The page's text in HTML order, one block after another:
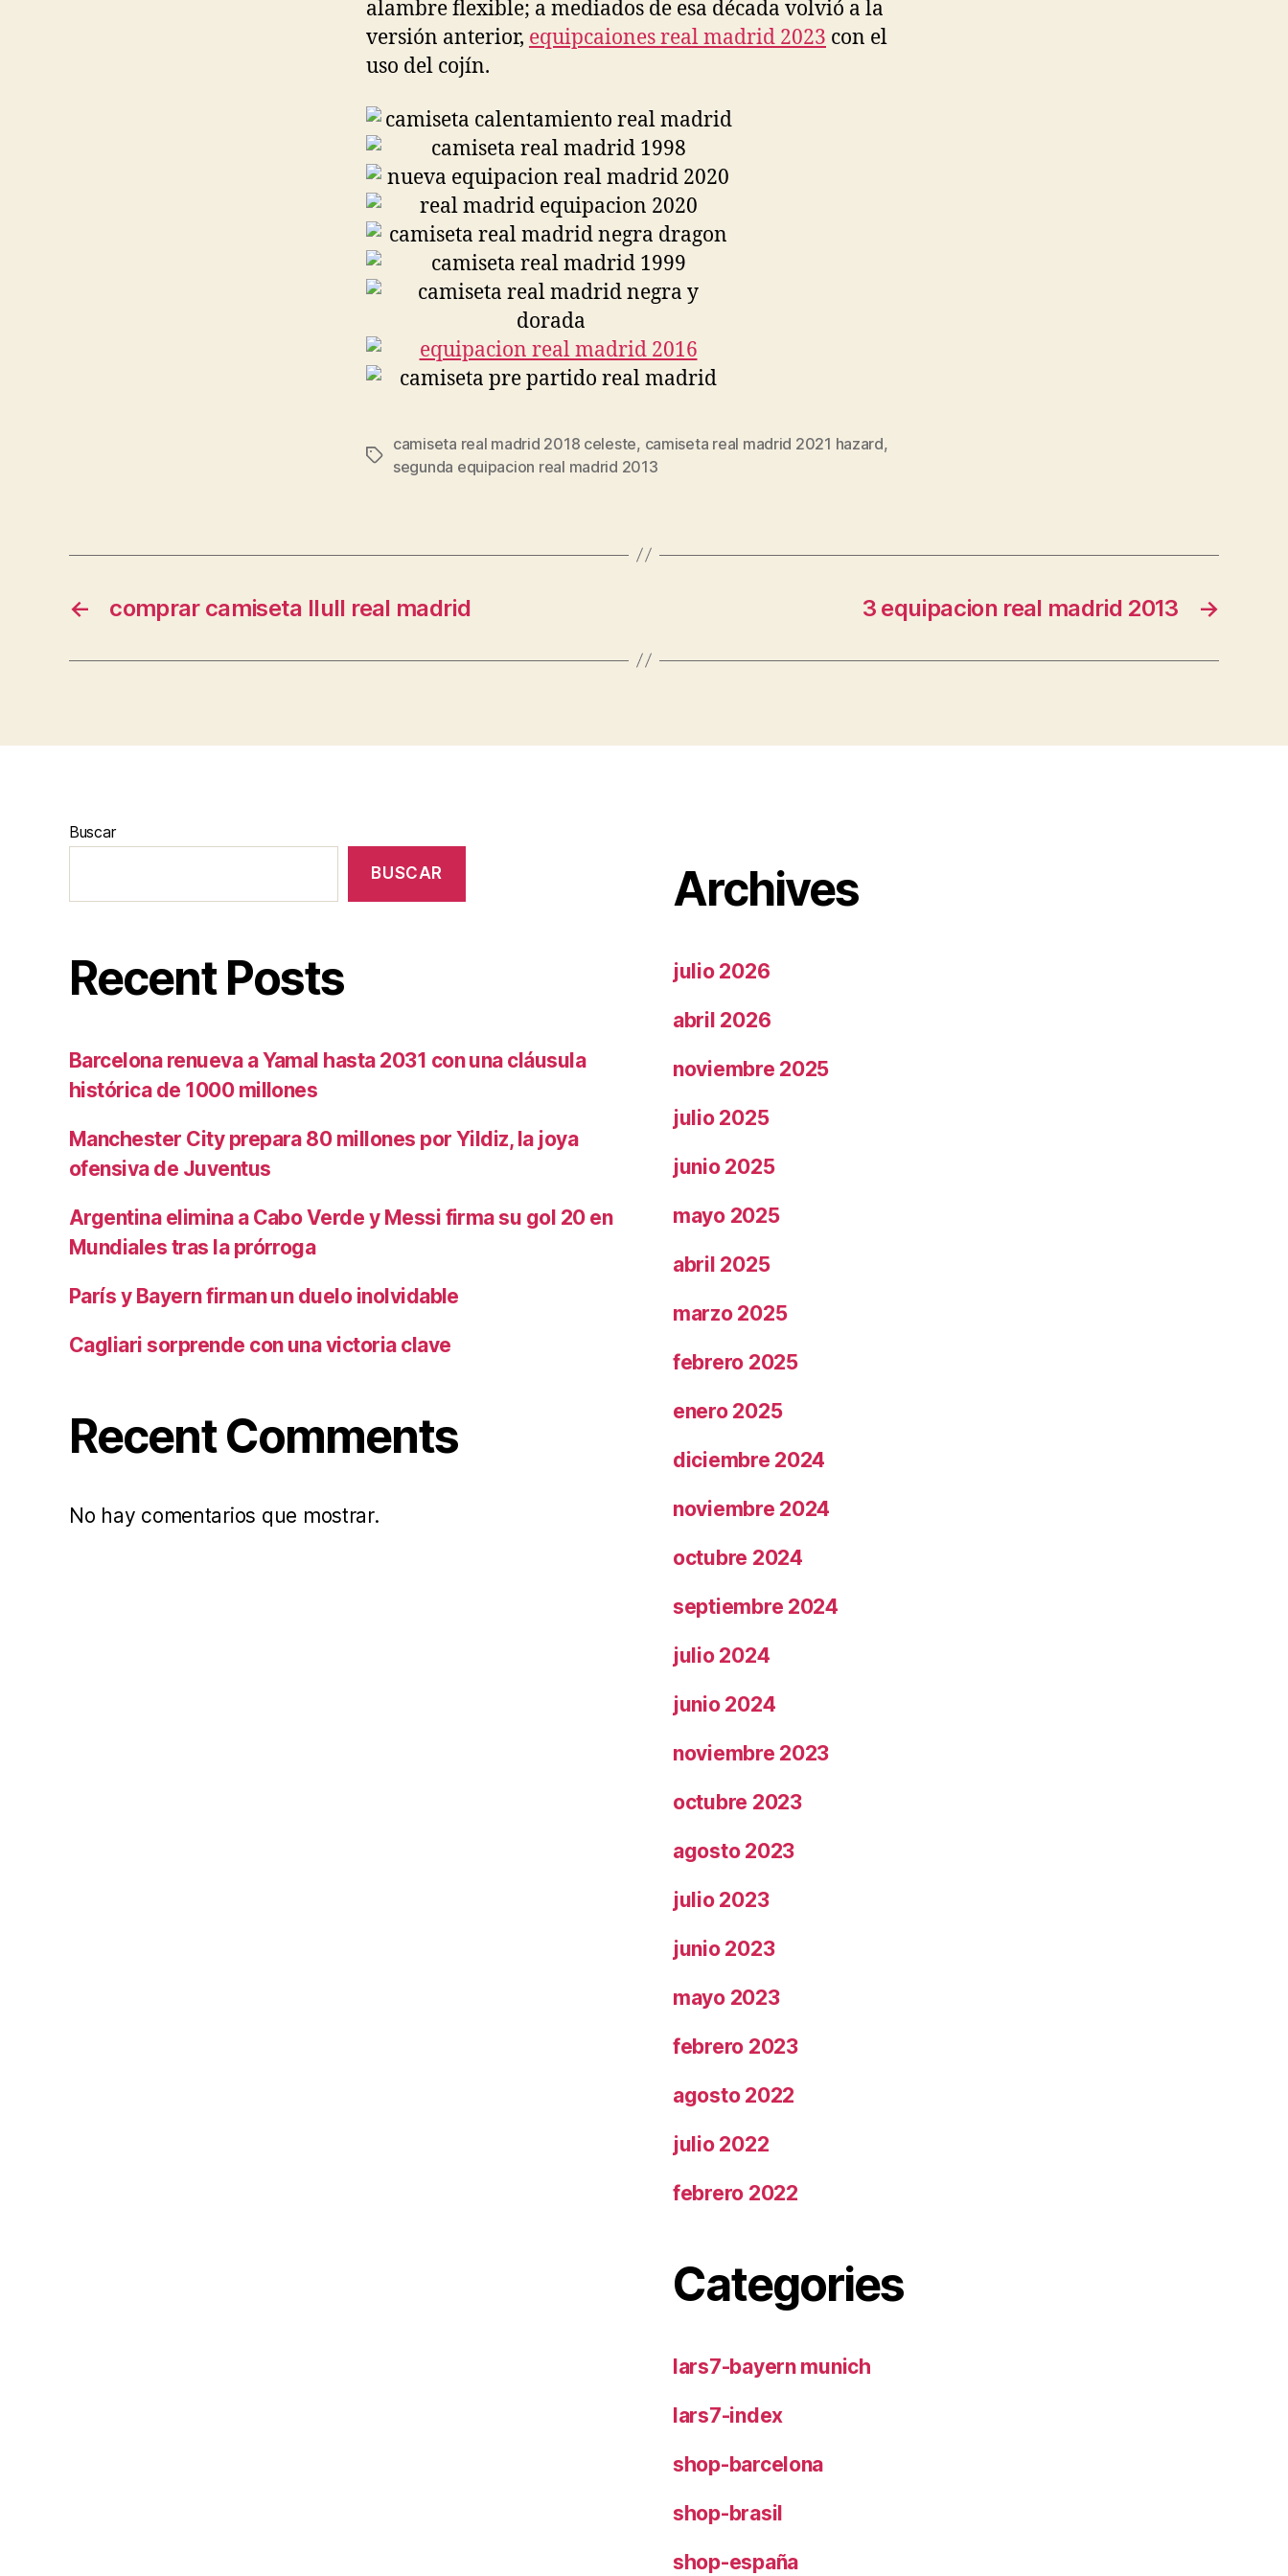
alambre flexible; a mediados de esa década volvió a la
versión anterior, equipcaiones real madrid 2023 con el
uso del cojín.
Etiquetas
camiseta real madrid 2018 celeste, camiseta real madrid 2021 hazard,
segunda equipacion real madrid 2013
← comprar camiseta llull real madrid →
3 equipacion real madrid 2013
Buscar
BUSCAR
Recent Posts
Barcelona renueva a Yamal hasta 2031 con una cláusula
histórica de 1000 millones
Manchester City prepara 80 millones por Yildiz, la joya
ofensiva de Juventus
Argentina elimina a Cabo Verde y Messi firma su gol 20 en
Mundiales tras la prórroga
París y Bayern firman un duelo inolvidable
Cagliari sorprende con una victoria clave
Recent Comments
No hay comentarios que mostrar.
Archives
julio 2026
abril 2026
noviembre 2025
julio 2025
junio 2025
mayo 2025
abril 2025
marzo 2025
febrero 2025
enero 2025
diciembre 2024
noviembre 2024
octubre 2024
septiembre 2024
julio 2024
junio 2024
noviembre 2023
octubre 2023
agosto 2023
julio 2023
junio 2023
mayo 2023
febrero 2023
agosto 2022
julio 2022
febrero 2022
Categories
lars7-bayern munich
lars7-index
shop-barcelona
shop-brasil
shop-españa